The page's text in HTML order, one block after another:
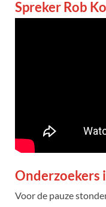
Spreker Rob
Onderzoekers
Voor de pauze